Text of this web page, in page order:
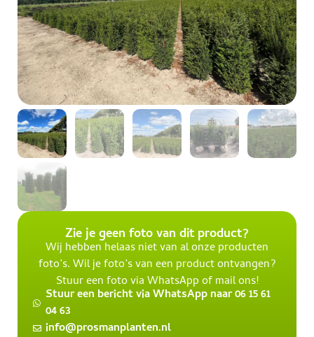
Zie je geen foto van dit product?
Wij hebben helaas niet van al onze producten
foto’s. Wil je foto’s van een product ontvangen?
Stuur een foto via WhatsApp of mail ons!
Stuur een bericht via WhatsApp naar 06 15 61
04 63
info@prosmanplanten.nl